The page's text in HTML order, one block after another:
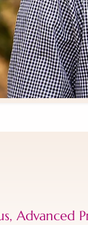
Advanced